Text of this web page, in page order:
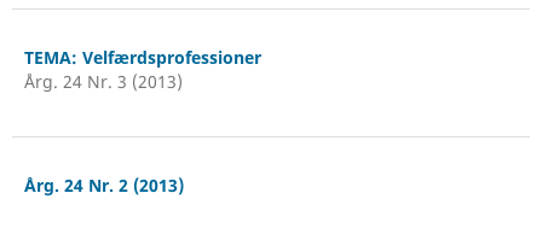
TEMA: Velfærdsprofessioner
Årg. 24 Nr. 3 (2013)
Årg. 24 Nr. 2 (2013)